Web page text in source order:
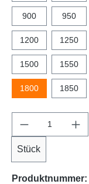
900 950
1200 1250
1500 1550
1800 1850
Stück
Produktnummer: